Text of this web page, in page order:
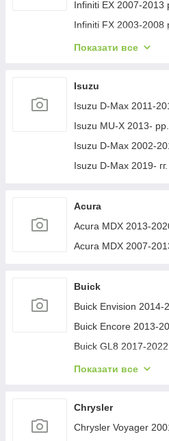
Jeep Cherokee XJ
Infiniti EX 2007-2013
Infiniti FX 2003-2008
Infiniti FX 2008-2012
Infiniti Q30 2015-2024
Infiniti Q50/Q60 2013-
Infiniti QX50 2013-
Infiniti QX56 2010-
Infiniti QX70 2013-
Infiniti G25/G35/37
Infinity Q70/M-series
Infiniti QX80 2013-
Показати все
Isuzu
Isuzu D-Max 2011-
Isuzu MU-X 2013- рр.
Isuzu D-Max 2002-
Isuzu D-Max 2019- гг.
Acura
Acura MDX 2013-
Acura MDX 2007-
Buick
Buick Envision 2014-
Buick Encore 2013-
Buick GL8 2017-2022
Buick Lacrosse 2017-
Buick Verano 2016-
Buick Enclave 2007-
Показати все
Chrysler
Chrysler Voyager